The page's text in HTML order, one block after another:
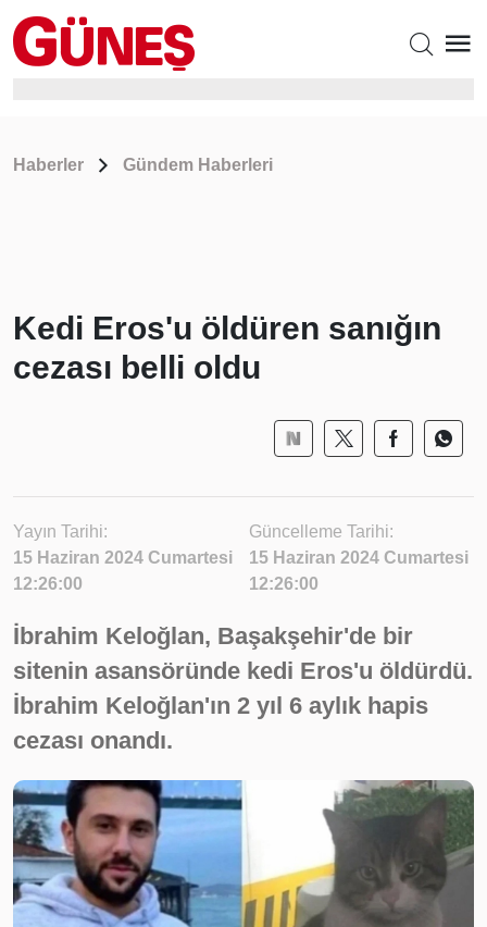
Haberler Gündem Haberleri
Kedi Eros'u öldüren sanığın
cezası belli oldu
Yayın Tarihi:
15 Haziran 2024 Cumartesi
12:26:00
Güncelleme Tarihi:
15 Haziran 2024 Cumartesi
12:26:00
İbrahim Keloğlan, Başakşehir'de bir
sitenin asansöründe kedi Eros'u öldürdü.
İbrahim Keloğlan'ın 2 yıl 6 aylık hapis
cezası onandı.